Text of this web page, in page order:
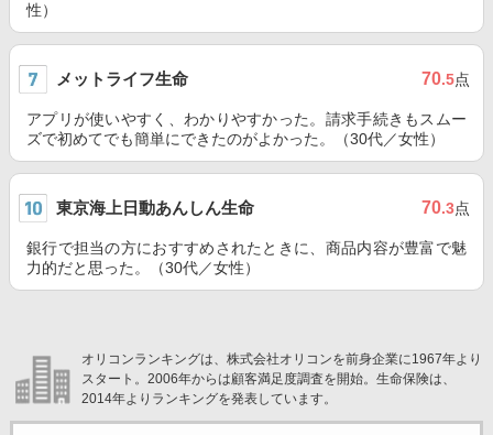
性）
メットライフ生命 70.5点
アプリが使いやすく、わかりやすかった。請求手続きもスムー
ズで初めてでも簡単にできたのがよかった。（30代／女性）
東京海上日動あんしん生命 70.3点
銀行で担当の方におすすめされたときに、商品内容が豊富で魅
力的だと思った。（30代／女性）
オリコンランキングは、株式会社オリコンを前身企業に1967年より
スタート。2006年からは顧客満足度調査を開始。生命保険は、
2014年よりランキングを発表しています。